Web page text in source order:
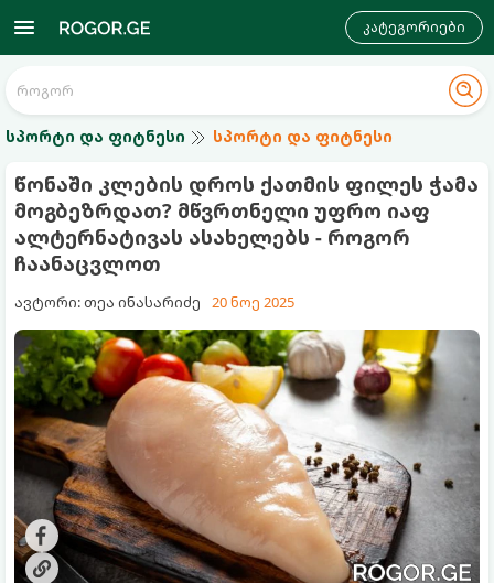
კატეგორიები
სპორტი და ფიტნესი სპორტი და ფიტნესი
წონაში კლების დროს ქათმის ფილეს ჭამა
მოგბეზრდათ? მწვრთნელი უფრო იაფ
ალტერნატივას ასახელებს - როგორ
ჩაანაცვლოთ
ავტორი: თეა ინასარიძე 20 ნოე 2025